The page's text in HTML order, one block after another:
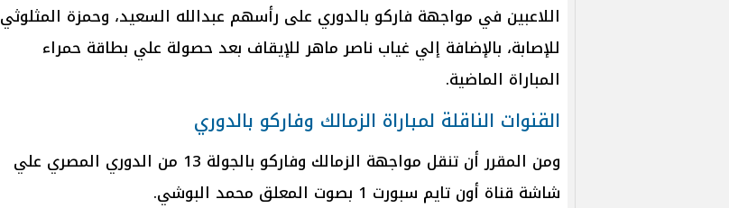
اللاعبين في مواجهة فاركو بالدوري على رأسهم عبدالله السعيد، وحمزة المثلوثي
للإصابة، بالإضافة إلي غياب ناصر ماهر للإيقاف بعد حصولة علي بطاقة حمراء
المباراة الماضية.
القنوات الناقلة لمباراة الزمالك وفاركو بالدوري
ومن المقرر أن تنقل مواجهة الزمالك وفاركو بالجولة 13 من الدوري المصري علي
شاشة قناة أون تايم سبورت 1 بصوت المعلق محمد البوشي.